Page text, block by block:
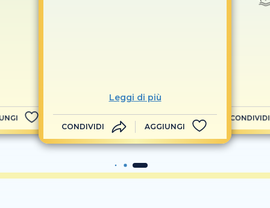
Leggi di più
CONDIVIDI AGGIUNGI
CONDIVIDI